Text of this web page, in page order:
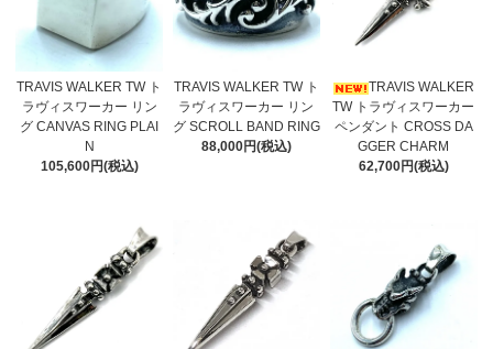
TRAVIS WALKER TW ト
ラヴィスワーカー リン
グ CANVAS RING PLAI
N
105,600円(税込)
TRAVIS WALKER TW ト
ラヴィスワーカー リン
グ SCROLL BAND RING
88,000円(税込)
TRAVIS WALKER
TW トラヴィスワーカー
ペンダント CROSS DA
GGER CHARM
62,700円(税込)